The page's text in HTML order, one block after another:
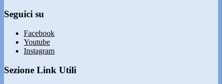
Seguici su
Facebook
Youtube
Instagram
Sezione Link Utili